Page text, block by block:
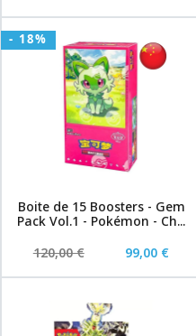
- 18%
Boite de 15 Boosters - Gem
Pack Vol.1 - Pokémon - Ch...
120,00 €
99,00 €